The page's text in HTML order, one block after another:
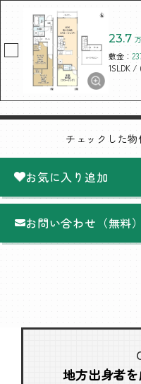
23.7
敷金：
1SLDK /
チェックした
お気に入り追加
お問い合わせ（無料）
地方出身者